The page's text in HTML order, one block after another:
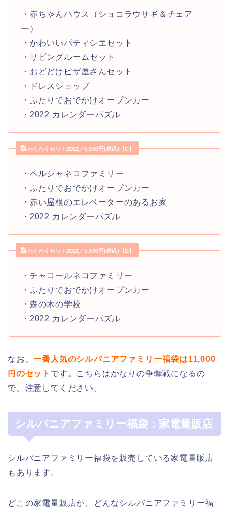
・赤ちゃんハウス（ショコラウサギ＆チェア
ー）
・かわいいパティシエセット
・リビングルームセット
・おどどけピザ屋さんセット
・ドレスショップ
・ふたりでおでかけオープンカー
・2022 カレンダーパズル
わくわくセット2022／5,500円(税込)【C】
・ペルシャネコファミリー
・ふたりでおでかけオープンカー
・赤い屋根のエレベーターのあるお家
・2022 カレンダーパズル
わくわくセット2022／5,500円(税込)【D】
・チャコールネコファミリー
・ふたりでおでかけオープンカー
・森の木の学校
・2022 カレンダーパズル
なお、一番人気のシルバニアファミリー福袋は11,000
円のセット です。こちらはかなりの争奪戦になるの
で、注意してください。
シルバニアファミリー福袋：家電量販店
シルバニアファミリー福袋を販売している家電量販店
もあります。
どこの家電量販店が、どんなシルバニアファミリー福